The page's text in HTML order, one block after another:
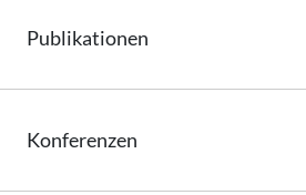
Publikationen
Konferenzen